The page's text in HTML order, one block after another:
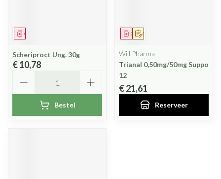
Geneesmiddel
Scheriproct Ung. 30g
€ 10,78
Bestel
Op voorschrift
Geneesmiddel
Will Pharma
Trianal 0,50mg/50mg Suppo
12
€ 21,61
Reserveer